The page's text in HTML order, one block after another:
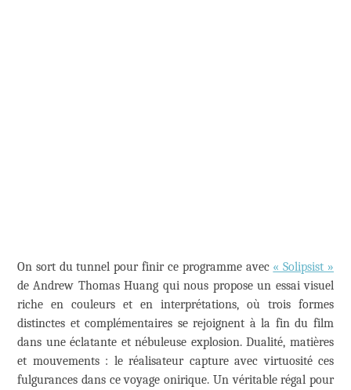
On sort du tunnel pour finir ce programme avec « Solipsist »
de Andrew Thomas Huang qui nous propose un essai visuel
riche en couleurs et en interprétations, où trois formes
distinctes et complémentaires se rejoignent à la fin du film
dans une éclatante et nébuleuse explosion. Dualité, matières
et mouvements : le réalisateur capture avec virtuosité ces
fulgurances dans ce voyage onirique. Un véritable régal pour